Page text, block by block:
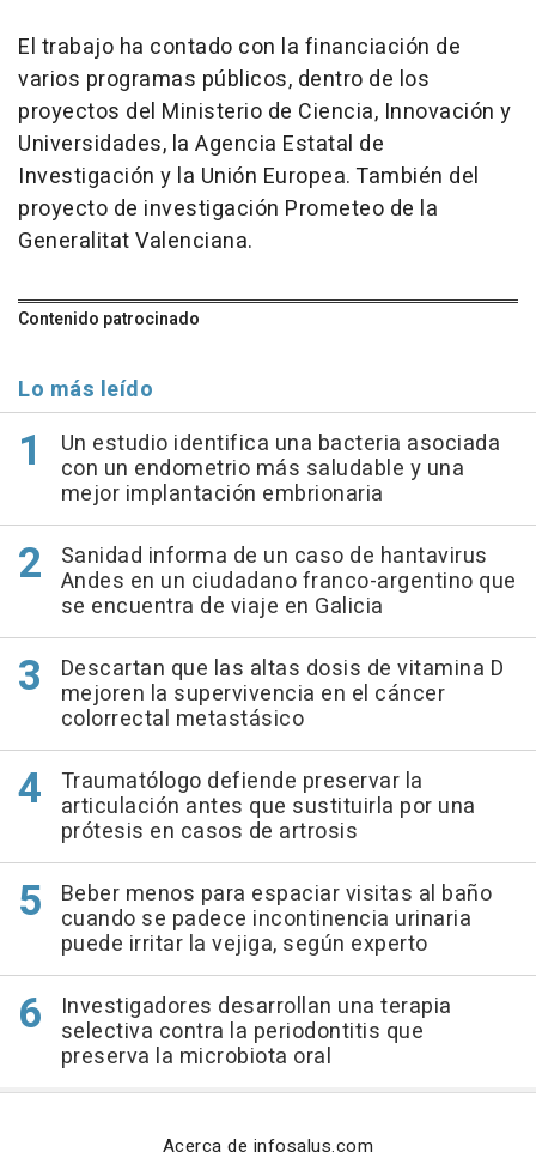
El trabajo ha contado con la financiación de
varios programas públicos, dentro de los
proyectos del Ministerio de Ciencia, Innovación y
Universidades, la Agencia Estatal de
Investigación y la Unión Europea. También del
proyecto de investigación Prometeo de la
Generalitat Valenciana.
Contenido patrocinado
Lo más leído
Un estudio identifica una bacteria asociada
con un endometrio más saludable y una
mejor implantación embrionaria
Sanidad informa de un caso de hantavirus
Andes en un ciudadano franco-argentino que
se encuentra de viaje en Galicia
Descartan que las altas dosis de vitamina D
mejoren la supervivencia en el cáncer
colorrectal metastásico
Traumatólogo defiende preservar la
articulación antes que sustituirla por una
prótesis en casos de artrosis
Beber menos para espaciar visitas al baño
cuando se padece incontinencia urinaria
puede irritar la vejiga, según experto
Investigadores desarrollan una terapia
selectiva contra la periodontitis que
preserva la microbiota oral
Acerca de infosalus.com